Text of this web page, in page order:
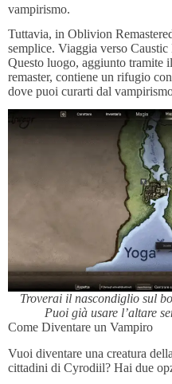
vampirismo.
Tuttavia, in Oblivion
semplice. Viaggia verso
Questo luogo, aggiunto
remaster, contiene un rifugio
dove puoi curarti dal
Troverai il nascondiglio sul
Puoi già usare l’altare
Come Diventare un Vampiro
Vuoi diventare una creatura
cittadini di Cyrodiil? Hai due